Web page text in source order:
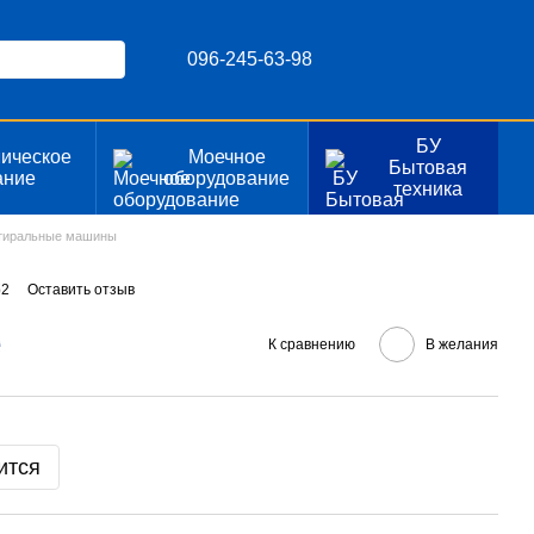
096-245-63-98
Моечное
оборудование
БУ
Бытовая
техника
машины
Оставить отзыв
К сравнению В желания